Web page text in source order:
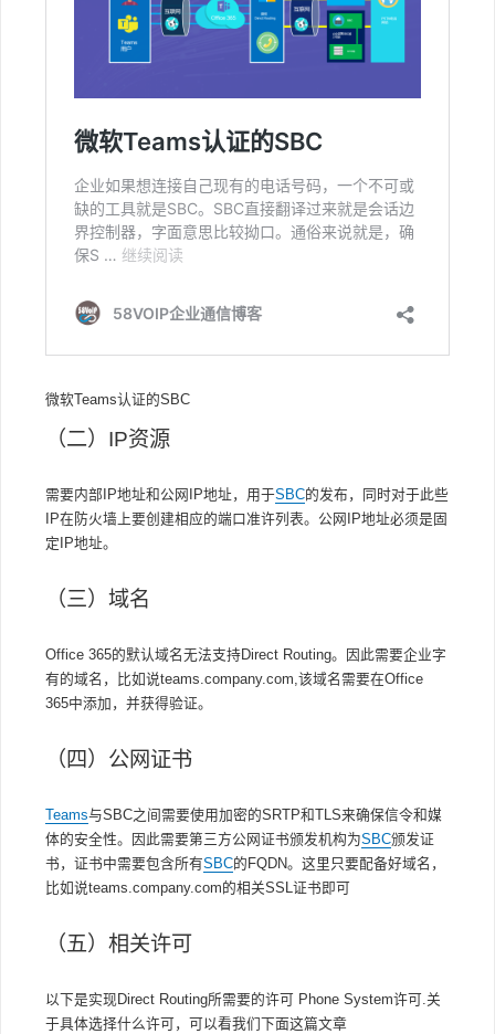
微软Teams认证的SBC
（二）IP资源
需要内部IP地址和公网IP地址，用于SBC的发布，同时对于此些
IP在防火墙上要创建相应的端口准许列表。公网IP地址必须是固
定IP地址。
（三）域名
Office 365的默认域名无法支持Direct Routing。因此需要企业字
有的域名，比如说teams.company.com,该域名需要在Office
365中添加，并获得验证。
（四）公网证书
Teams与SBC之间需要使用加密的SRTP和TLS来确保信令和媒
体的安全性。因此需要第三方公网证书颁发机构为SBC颁发证
书，证书中需要包含所有SBC的FQDN。这里只要配备好域名，
比如说teams.company.com的相关SSL证书即可
（五）相关许可
以下是实现Direct Routing所需要的许可 Phone System许可.关
于具体选择什么许可，可以看我们下面这篇文章